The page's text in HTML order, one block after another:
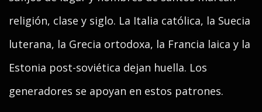
religión, clase y siglo. La Italia católica, la Suecia
luterana, la Grecia ortodoxa, la Francia laica y la
Estonia post-soviética dejan huella. Los
generadores se apoyan en estos patrones.